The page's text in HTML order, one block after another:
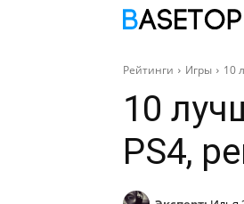
Рейтинги Игры 10
10
PS4,